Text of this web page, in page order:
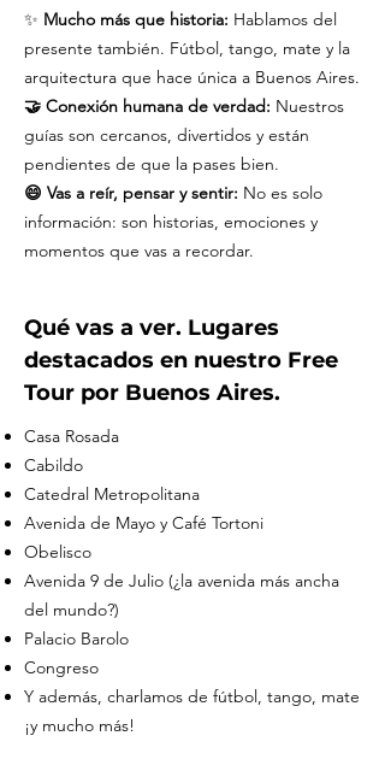
✨ Mucho más que historia: Hablamos del
presente también. Fútbol, tango, mate y la
arquitectura que hace única a Buenos Aires.
🤝 Conexión humana de verdad: Nuestros
guías son cercanos, divertidos y están
pendientes de que la pases bien.
😄 Vas a reír, pensar y sentir: No es solo
información: son historias, emociones y
momentos que vas a recordar.
Qué vas a ver. Lugares
destacados en nuestro Free
Tour por Buenos Aires.
Casa Rosada
Cabildo
Catedral Metropolitana
Avenida de Mayo y Café Tortoni
Obelisco
Avenida 9 de Julio (¿la avenida más ancha
del mundo?)
Palacio Barolo
Congreso
Y además, charlamos de fútbol, tango, mate
¡y mucho más!